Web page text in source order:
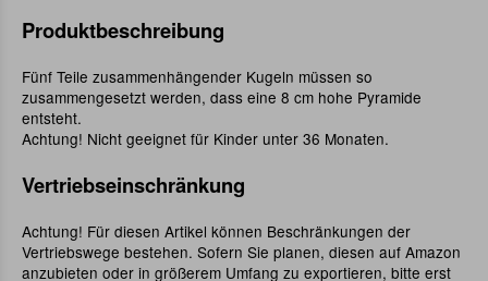
Produktbeschreibung
Fünf Teile zusammenhängender Kugeln müssen so
zusammengesetzt werden, dass eine 8 cm hohe Pyramide
entsteht.
Achtung! Nicht geeignet für Kinder unter 36 Monaten.
Vertriebseinschränkung
Achtung! Für diesen Artikel können Beschränkungen der
Vertriebswege bestehen. Sofern Sie planen, diesen auf Amazon
anzubieten oder in größerem Umfang zu exportieren, bitte erst